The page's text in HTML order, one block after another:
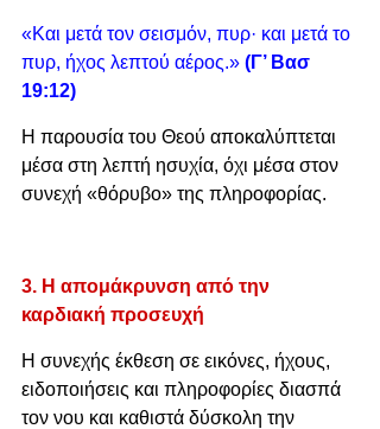
«Και μετά τον σεισμόν, πυρ· και μετά το
πυρ, ήχος λεπτού αέρος.» (Γ’ Βασ
19:12)
Η παρουσία του Θεού αποκαλύπτεται
μέσα στη λεπτή ησυχία, όχι μέσα στον
συνεχή «θόρυβο» της πληροφορίας.
3. Η απομάκρυνση από την
καρδιακή προσευχή
Η συνεχής έκθεση σε εικόνες, ήχους,
ειδοποιήσεις και πληροφορίες διασπά
τον νου και καθιστά δύσκολη την